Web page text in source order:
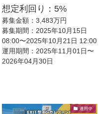
想定利回り：5%
募集金額：3,483万円
募集期間：2025年10月15日
08:00〜2025年10月21日 12:00
運用期間：2025年11月01日〜
2026年04月30日
運用中